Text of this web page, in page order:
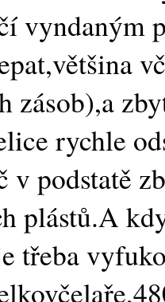
vyndaným
zásob),a
rychle
v podstatě
plástů.A
třeba